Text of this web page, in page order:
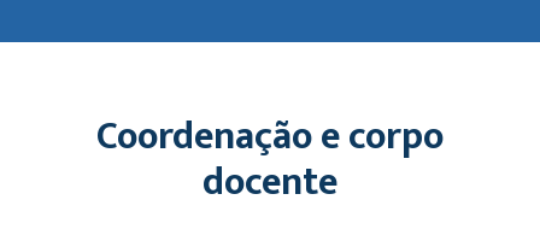
Coordenação e corpo
docente